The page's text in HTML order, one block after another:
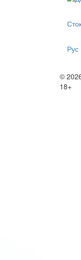
Рус
©
18+